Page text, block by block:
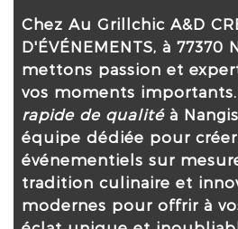
Chez Au Grillchic A&D
D'ÉVÉNEMENTS, à 77370
mettons passion et
vos moments
rapide de qualitéà
équipe dédiée pour créer
événementiels sur
tradition culinaire et
modernes pour offrir à